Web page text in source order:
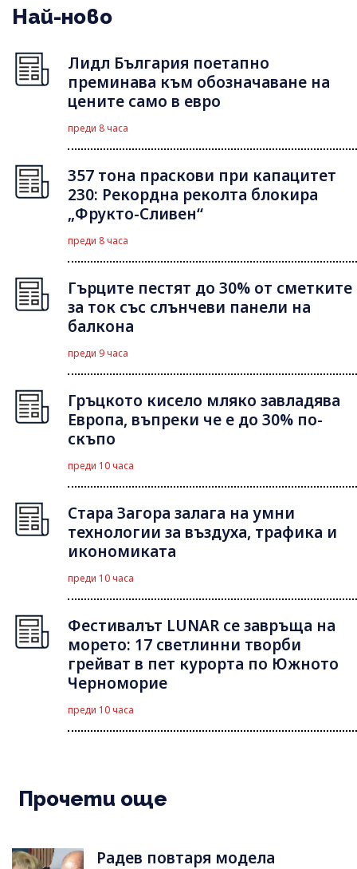
Най-ново
Лидл България поетапно
преминава към обозначаване на
цените само в евро
преди 8 часа
357 тона праскови при капацитет
230: Рекордна реколта блокира
„Фрукто-Сливен“
преди 8 часа
Гърците пестят до 30% от сметките
за ток със слънчеви панели на
балкона
преди 9 часа
Гръцкото кисело мляко завладява
Европа, въпреки че е до 30% по-
скъпо
преди 10 часа
Стара Загора залага на умни
технологии за въздуха, трафика и
икономиката
преди 10 часа
Фестивалът LUNAR се завръща на
морето: 17 светлинни творби
грейват в пет курорта по Южното
Черноморие
преди 10 часа
Прочети още
Радев повтаря модела